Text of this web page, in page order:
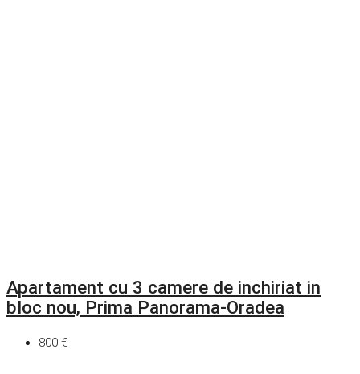
Apartament cu 3 camere de inchiriat in
bloc nou, Prima Panorama-Oradea
800 €